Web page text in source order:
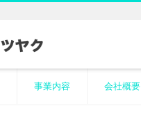
事業内容 会社概要